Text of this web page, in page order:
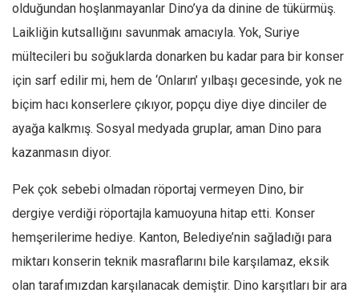
Mehmet Ali Tekin
Abir E. Nahas
Amina S. Jenenkovic
Bağdagül Öz
Esra Elönü
» Yazar arşivi
Bu Sayı
Tüm Sayılar
Kategoriler
olduğundan hoşlanmayanlar Dino’ya da dinine de tükürmüş.
Laikliğin kutsallığını savunmak amacıyla. Yok, Suriye
mültecileri bu soğuklarda donarken bu kadar para bir konser
için sarf edilir mi, hem de ‘Onların’ yılbaşı gecesinde, yok ne
biçim hacı konserlere çıkıyor, popçu diye diye dinciler de
ayağa kalkmış. Sosyal medyada gruplar, aman Dino para
kazanmasın diyor.
Pek çok sebebi olmadan röportaj vermeyen Dino, bir
dergiye verdiği röportajla kamuoyuna hitap etti. Konser
hemşerilerime hediye. Kanton, Belediye’nin sağladığı para
miktarı konserin teknik masraflarını bile karşılamaz, eksik
olan tarafımızdan karşılanacak demiştir. Dino karşıtları bir ara